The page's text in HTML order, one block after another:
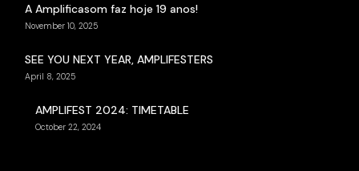
A Amplificasom faz hoje 19 anos!
November 10, 2025
SEE YOU NEXT YEAR, AMPLIFESTERS
April 8, 2025
AMPLIFEST 2024: TIMETABLE
October 22, 2024